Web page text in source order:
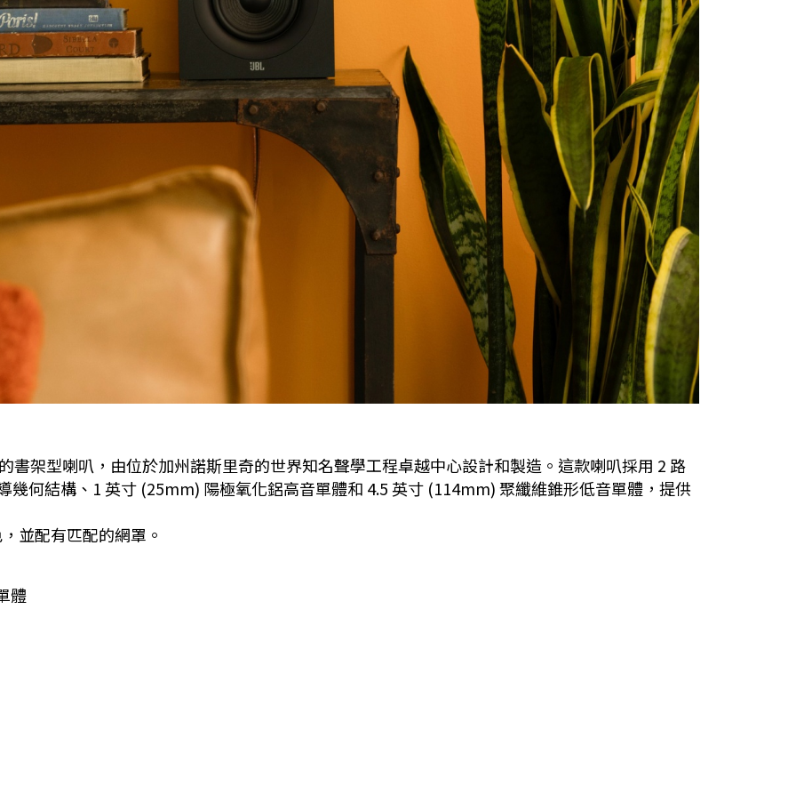
書架型喇叭，由位於加州諾斯里奇的世界知名聲學工程卓越中心設計和製造。這款喇叭採用 2 路
何結構、1 英寸 (25mm) 陽極氧化鋁高音單體和 4.5 英寸 (114mm) 聚纖維錐形低音單體，提供
並配有匹配的網罩。
體